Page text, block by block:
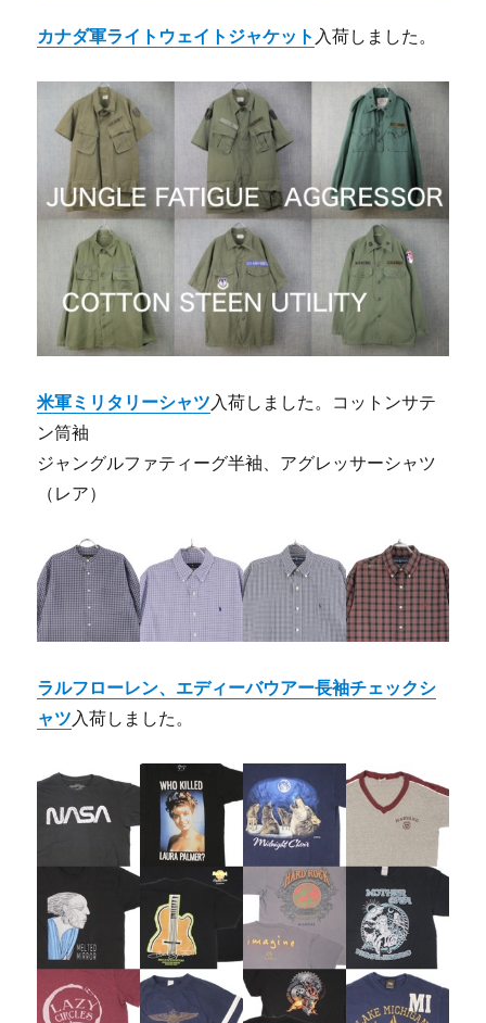
カナダ軍ライトウェイトジャケット 入荷しました。
米軍ミリタリーシャツ 入荷しました。コットンサテ
ン筒袖
ジャングルファティーグ半袖、アグレッサーシャツ
（レア）
ラルフローレン、エディーバウアー長袖チェックシ
ャツ 入荷しました。